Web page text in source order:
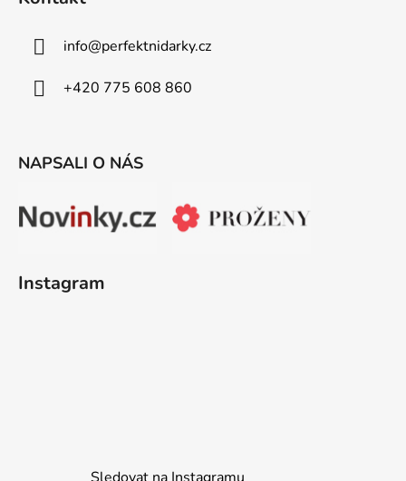
info@perfektnidarky.cz
+420 775 608 860
NAPSALI O NÁS
Instagram